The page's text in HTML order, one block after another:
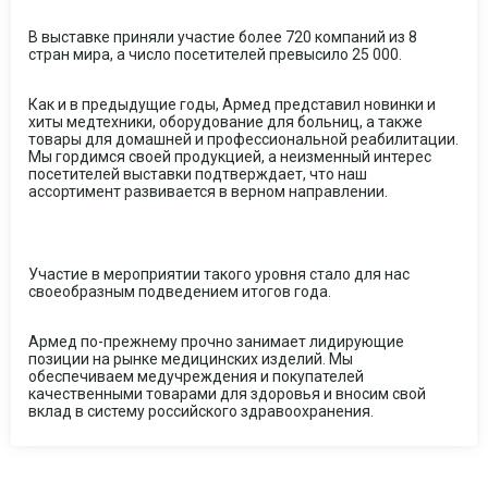
В выставке приняли участие более 720 компаний из 8
стран мира, а число посетителей превысило 25 000.
Как и в предыдущие годы, Армед представил новинки и
хиты медтехники, оборудование для больниц, а также
товары для домашней и профессиональной реабилитации.
Мы гордимся своей продукцией, а неизменный интерес
посетителей выставки подтверждает, что наш
ассортимент развивается в верном направлении.
Участие в мероприятии такого уровня стало для нас
своеобразным подведением итогов года.
Армед по-прежнему прочно занимает лидирующие
позиции на рынке медицинских изделий. Мы
обеспечиваем медучреждения и покупателей
качественными товарами для здоровья и вносим свой
вклад в систему российского здравоохранения.